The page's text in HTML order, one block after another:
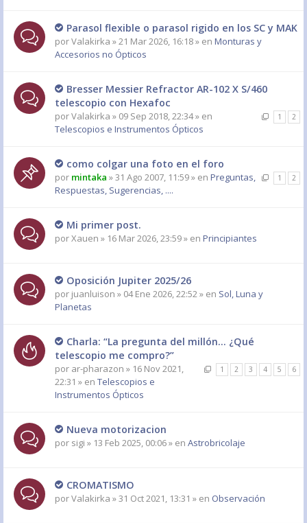
Parasol flexible o parasol rigido en los SC y MAK
porValakirka » 21 Mar 2026, 16:18 » en Monturas y
Accesorios no Ópticos
Bresser Messier Refractor AR-102 X S/460
telescopio con Hexafoc
1 2
porValakirka » 09 Sep 2018, 22:34 » en
Telescopios e Instrumentos Ópticos
como colgar una foto en el foro
1 2
por mintaka » 31 Ago 2007, 11:59 » en Preguntas,
Respuestas, Sugerencias, ....
Mi primer post.
porXauen » 16 Mar 2026, 23:59 » en Principiantes
Oposición Jupiter 2025/26
por juanluison » 04 Ene 2026, 22:52 » en Sol, Luna y
Planetas
Charla: “La pregunta del millón… ¿Qué
telescopio me compro?”
1 2 3 4 5 6
por ar-pharazon » 16 Nov 2021,
22:31 » en Telescopios e
Instrumentos Ópticos
Nueva motorizacion
por sigi » 13 Feb 2025, 00:06 » en Astrobricolaje
CROMATISMO
porValakirka » 31 Oct 2021, 13:31 » en Observación